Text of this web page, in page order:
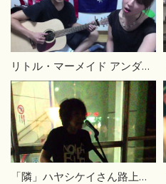
リトル・マーメイド アンダー・ザ・シー The Little Mermaid – Under The Sea
「隣」ハヤシケイさん路上ライブ